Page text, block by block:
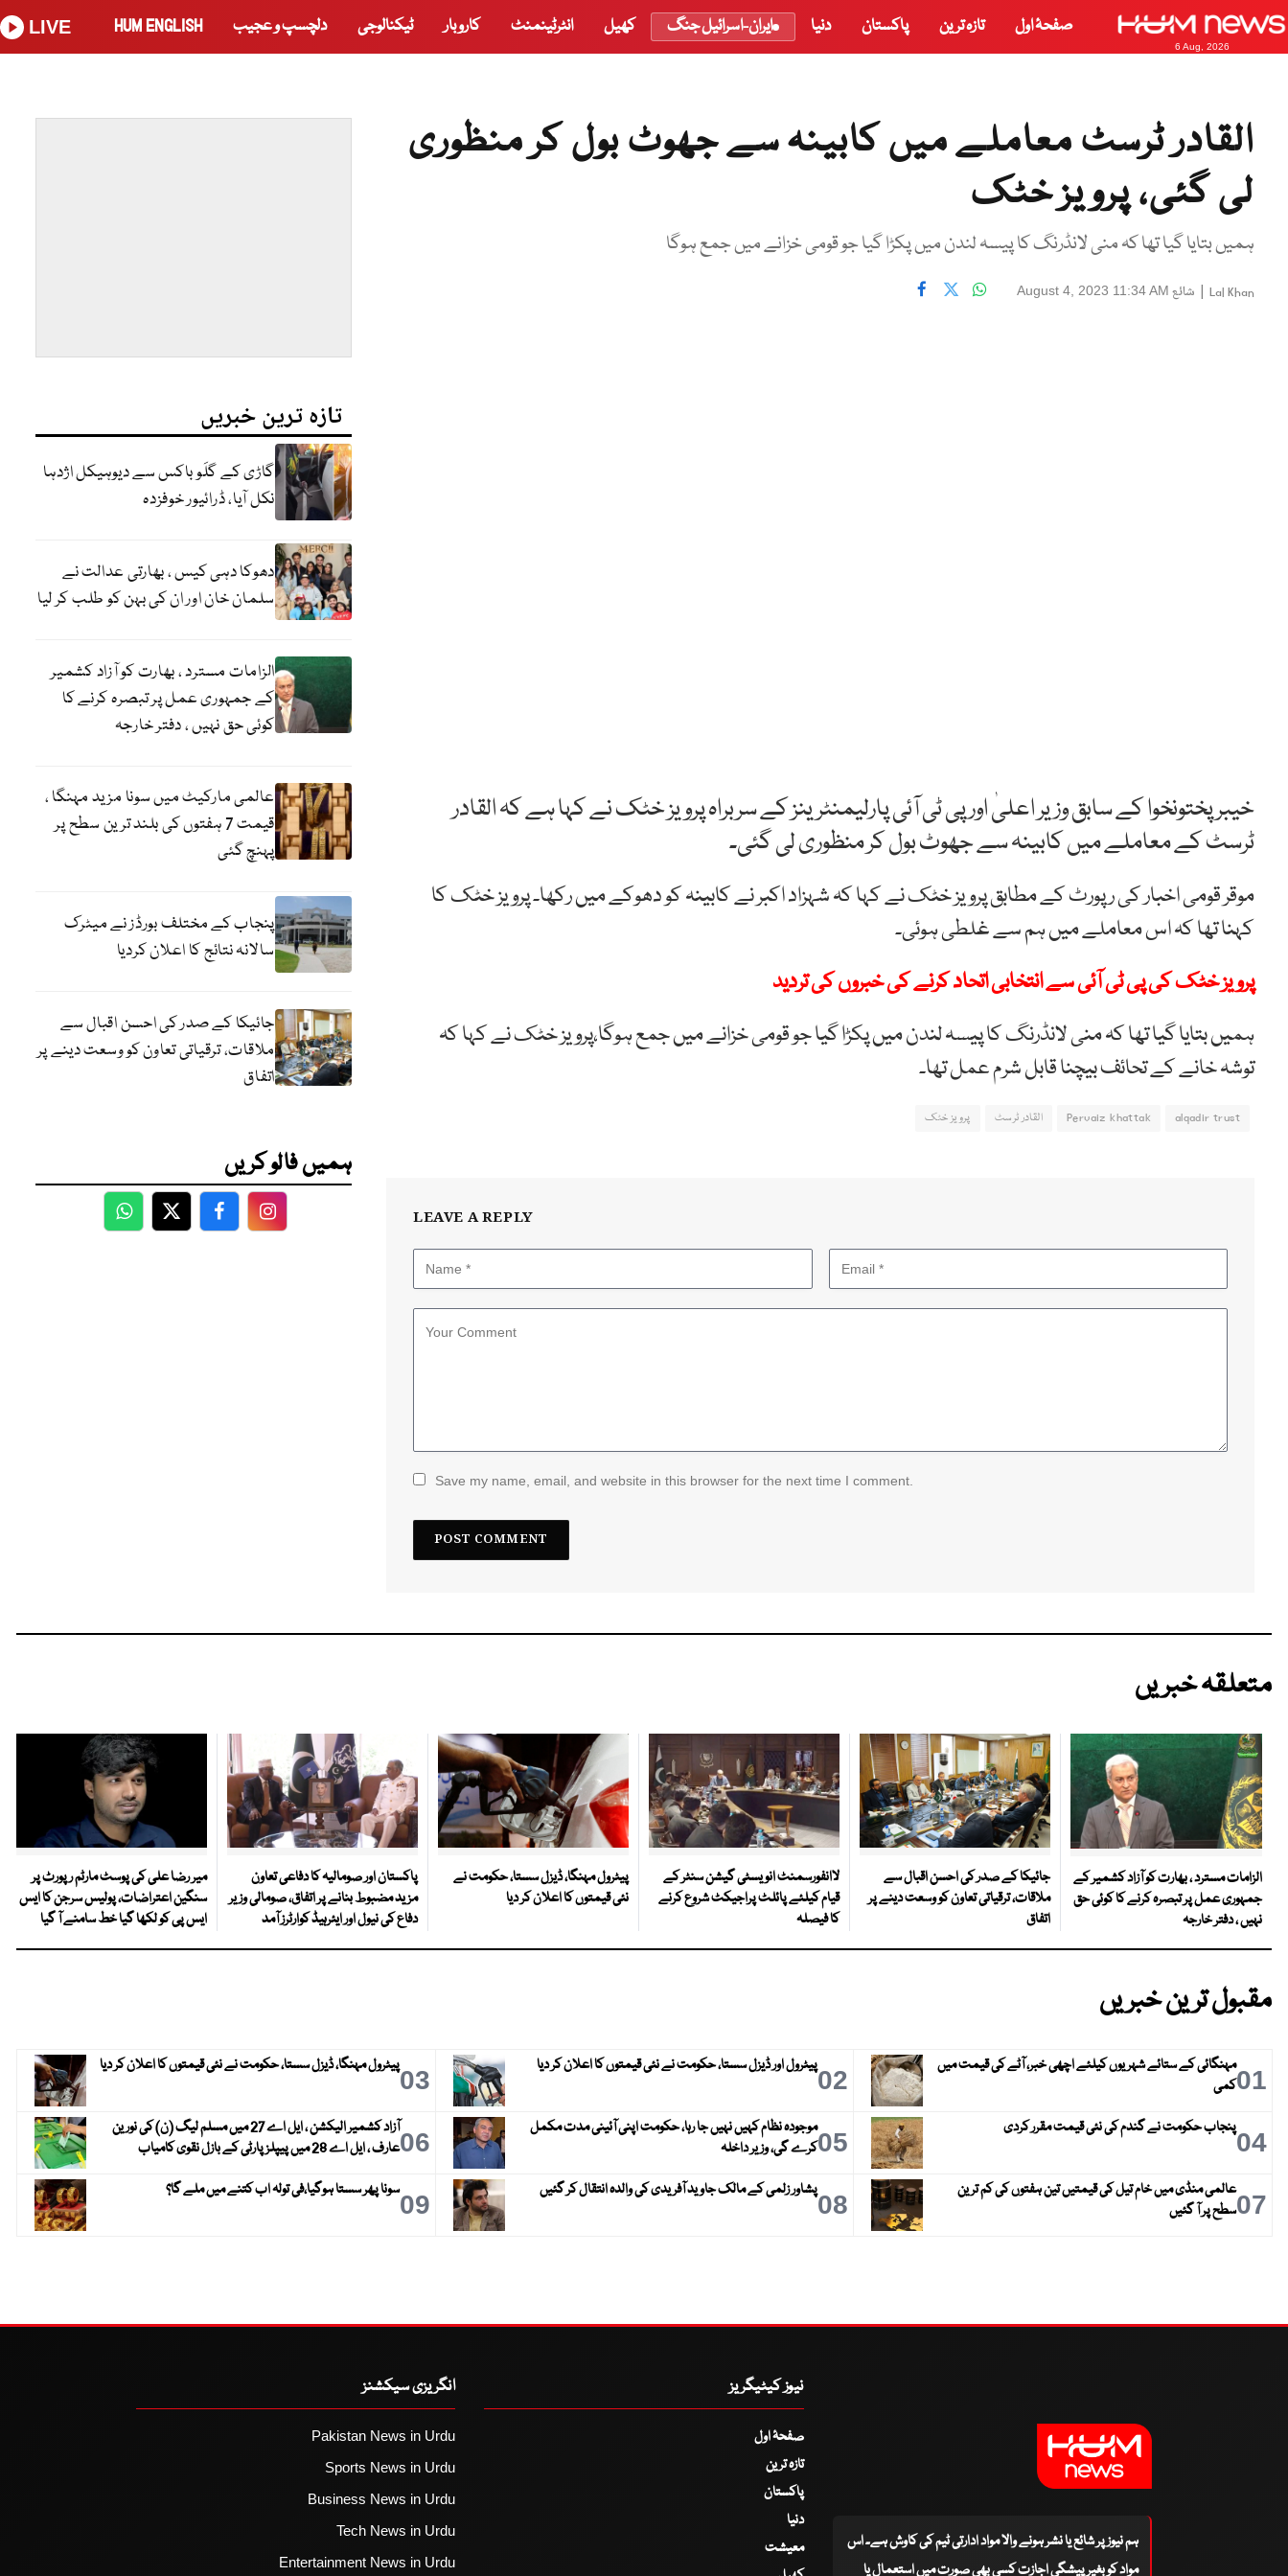
6 Aug, 2026
صفحۂ اول تازہ ترین پاکستان دنیا ایران-اسرائیل جنگ کھیل انٹرٹینمنٹ کاروبار ٹیکنالوجی دلچسپ و عجیب HUM ENGLISH
LIVE
القادر ٹرسٹ معاملے میں کابینہ سے جھوٹ بول کر منظوری
لی گئی، پرویز خٹک
ہمیں بتایا گیا تھا کہ منی لانڈرنگ کا پیسہ لندن میں پکڑا گیا جو قومی خزانے میں جمع ہوگا
Lal Khan
| شائع August 4, 2023 11:34 AM
خیبر پختونخوا کے سابق وزیر اعلیٰ اور پی ٹی آئی پارلیمنٹرینز کے سربراہ پرویز خٹک نے کہا ہے کہ القادر
ٹرسٹ کے معاملے میں کابینہ سے جھوٹ بول کر منظوری لی گئی۔
موقر قومی اخبار کی رپورٹ کے مطابق پرویز خٹک نے کہا کہ شہزاد اکبر نے کابینہ کو دھوکے میں رکھا۔ پرویز خٹک کا
کہنا تھا کہ اس معاملے میں ہم سے غلطی ہوئی۔
پرویز خٹک کی پی ٹی آئی سے انتخابی اتحاد کرنے کی خبروں کی تردید
ہمیں بتایا گیا تھا کہ منی لانڈرنگ کا پیسہ لندن میں پکڑا گیا جو قومی خزانے میں جمع ہوگا،پرویز خٹک نے کہا کہ
توشہ خانے کے تحائف بیچنا قابل شرم عمل تھا۔
alqadir trust
Pervaiz khattak القادر ٹرسٹ پرویز خٹک
LEAVE A REPLY
Save my name, email, and website in this browser for the next time I comment.
تازہ ترین خبریں
گاڑی کے گلَو باکس سے دیوہیکل اژدہا
نکل آیا، ڈرائیور خوفزدہ
دھوکا دہی کیس ، بھارتی عدالت نے
سلمان خان اور ان کی بہن کو طلب کر لیا
الزامات مسترد ، بھارت کو آزاد کشمیر
کے جمہوری عمل پر تبصرہ کرنے کا
کوئی حق نہیں ، دفتر خارجہ
عالمی مارکیٹ میں سونا مزید مہنگا ،
قیمت 7 ہفتوں کی بلند ترین سطح پر
پہنچ گئی
پنجاب کے مختلف بورڈز نے میٹرک
سالانہ نتائج کا اعلان کردیا
جائیکا کے صدر کی احسن اقبال سے
ملاقات، ترقیاتی تعاون کو وسعت دینے پر
اتفاق
ہمیں فالو کریں
WhatsApp
TwitterFacebookFacebook
متعلقہ خبریں
الزامات مسترد ، بھارت کو آزاد کشمیر کے
جمہوری عمل پر تبصرہ کرنے کا کوئی حق
نہیں ، دفتر خارجہ
جائیکا کے صدر کی احسن اقبال سے
ملاقات، ترقیاتی تعاون کو وسعت دینے پر
اتفاق
لاانفورسمنٹ انویسٹی گیشن سنٹر کے
قیام کیلئے پائلٹ پراجیکٹ شروع کرنے
کا فیصلہ
پیٹرول مہنگا، ڈیزل سستا، حکومت نے
نئی قیمتوں کا اعلان کر دیا
پاکستان اور صومالیہ کا دفاعی تعاون
مزید مضبوط بنانے پر اتفاق، صومالی وزیر
دفاع کی نیول اور ایئرہیڈ کوارٹرز آمد
میر رضا علی کی پوسٹ مارٹم رپورٹ پر
سنگین اعتراضات، پولیس سرجن کا ایس
ایس پی کو لکھا گیا خط سامنے آ گیا
مقبول ترین خبریں
01مہنگائی کے ستائے شہریوں کیلئے اچھی خبر، آٹے کی قیمت میں
کمی
02پیٹرول اور ڈیزل سستا، حکومت نے نئی قیمتوں کا اعلان کر دیا 03پیٹرول مہنگا، ڈیزل سستا، حکومت نے نئی قیمتوں کا اعلان کر دیا
04پنجاب حکومت نے گندم کی نئی قیمت مقرر کردی 05موجودہ نظام کہیں نہیں جا رہا، حکومت اپنی آئینی مدت مکمل
کرے گی، وزیر داخلہ
06
آزاد کشمیر الیکشن ، ایل اے 27 میں مسلم لیگ (ن) کی نورین
عارف ، ایل اے 28 میں پیپلز پارٹی کے بازل نقوی کامیاب
07عالمی منڈی میں خام تیل کی قیمتیں تین ہفتوں کی کم ترین
سطح پر آ گئیں
08پشاور زلمی کے مالک جاوید آفریدی کی والدہ انتقال کر گئیں 09سونا پھر سستا ہوگیا،فی تولہ اب کتنے میں ملے گا؟
ہم نیوز پر شائع یا نشر ہونے والا مواد ادارتی ٹیم کی کاوش ہے۔ اس
مواد کو بغیر پیشگی اجازت کسی بھی صورت میں استعمال یا
نیوز کیٹیگریز
صفحۂ اول
تازہ ترین
پاکستان
دنیا
معیشت
انگریزی سیکشنز
Pakistan News in Urdu
Sports News in Urdu
Business News in Urdu
Tech News in Urdu
Entertainment News in Urdu